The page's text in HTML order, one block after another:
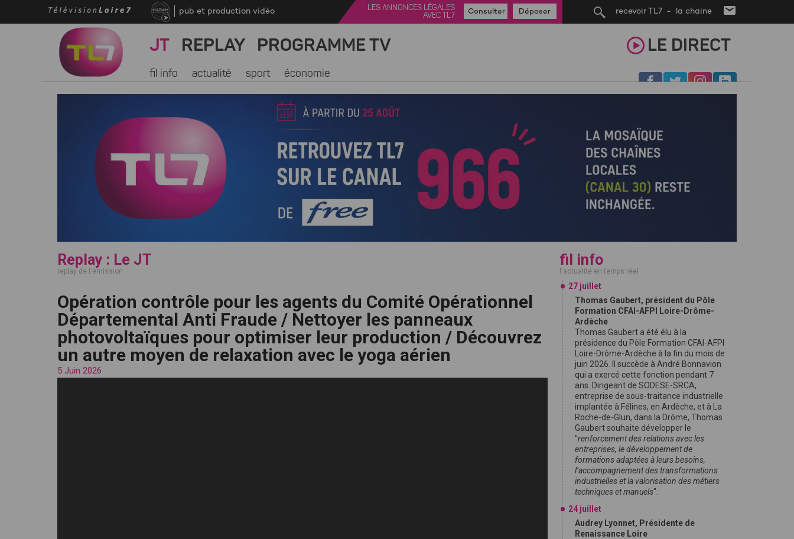
recevoir TL7 - la chaine
pub et production vidéo
LES ANNONCES LÉGALES
AVEC TL7
Consulter Déposer
JT REPLAY PROGRAMME TV LE DIRECT
fil info actualité sport économie
Replay : Le JT
replay de l'émission
Opération contrôle pour les agents du Comité Opérationnel
Départemental Anti Fraude / Nettoyer les panneaux
photovoltaïques pour optimiser leur production / Découvrez
un autre moyen de relaxation avec le yoga aérien
5 Juin 2026
fil info
l'actualité en temps réel
27 juillet
Thomas Gaubert, président du Pôle
Formation CFAI-AFPI Loire-Drôme-
Ardèche
Thomas Gaubert a été élu à la
présidence du Pôle Formation CFAI-AFPI
Loire-Drôme-Ardèche à la fin du mois de
juin 2026. Il succède à André Bonnavion
qui a exercé cette fonction pendant 7
ans. Dirigeant de SODESE-SRCA,
entreprise de sous-traitance industrielle
implantée à Félines, en Ardèche, et à La
Roche-de-Glun, dans la Drôme, Thomas
Gaubert souhaite développer le
"renforcement des relations avec les
entreprises, le développement de
formations adaptées à leurs besoins,
l’accompagnement des transformations
industrielles et la valorisation des métiers
techniques et manuels".
24 juillet
Audrey Lyonnet, Présidente de
Renaissance Loire